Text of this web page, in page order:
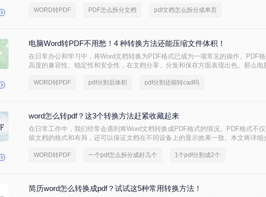
骤。
WORD转PDF PDF怎么拆分文档 pdf文档怎么拆分成单页
电脑Word转PDF不用愁！4 种转换方法还能压缩文件体积！
在日常办公和学习中，将Word文档转换为PDF格式已成为一项常见的操作。PDF
高度的兼容性、稳定性和安全性，在文档分享、分发和保存方面表现出色。那么电
WORD转PDF pdf分割后体积 pdf分割还能转cad吗
word怎么转pdf？这3个转换方法赶紧收藏起来
在日常工作中，我们经常会遇到将Word文档转换成PDF格式的情况。PDF格式不
留文档的格式和布局，还可以保证文档在不同设备上的显示效果一致。本文将详细
WORD转PDF 一个pdf怎么拆分成好几个 1个pdf分割成2个
简历word怎么转换成pdf？试试这5种常用转换方法！